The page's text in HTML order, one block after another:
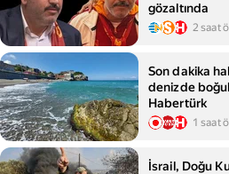
gözaltında
2 saat
Son dakika
denizde
Habertürk
1 saat
İsrail, Doğu